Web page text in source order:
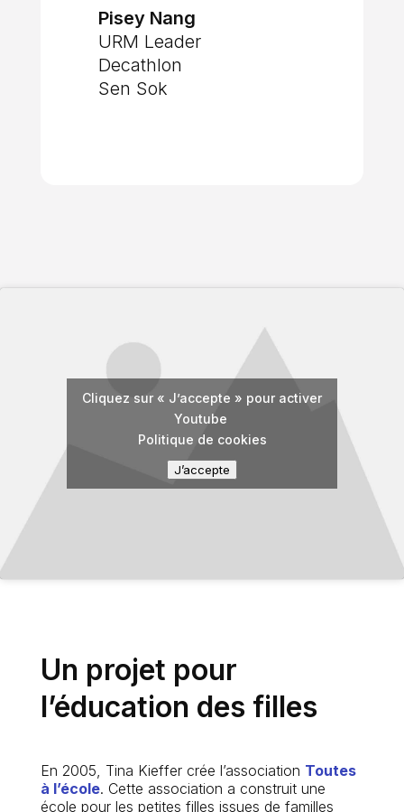
Pisey Nang
URM Leader
Decathlon
Sen Sok
Cliquez sur « J’accepte » pour activer
Youtube
Politique de cookies
J’accepte
Un projet pour
l’éducation des filles
En 2005, Tina Kieffer crée l’association Toutes
à l’école. Cette association a construit une
école pour les petites filles issues de familles